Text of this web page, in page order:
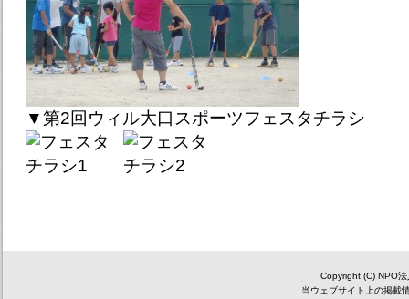
▼第2回ウィル大口スポーツフェスタチラシ
Copyright (C) NPO
当ウェブサイト上の掲載